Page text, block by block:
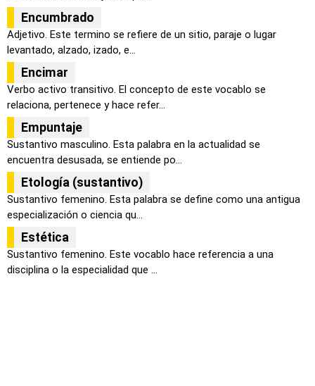
Encumbrado
Adjetivo. Este termino se refiere de un sitio, paraje o lugar
levantado, alzado, izado, e...
Encimar
Verbo activo transitivo. El concepto de este vocablo se
relaciona, pertenece y hace refer...
Empuntaje
Sustantivo masculino. Esta palabra en la actualidad se
encuentra desusada, se entiende po...
Etología (sustantivo)
Sustantivo femenino. Esta palabra se define como una antigua
especialización o ciencia qu...
Estética
Sustantivo femenino. Este vocablo hace referencia a una
disciplina o la especialidad que ...